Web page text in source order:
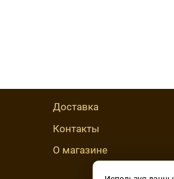
Доставка
Контакты
О магазине